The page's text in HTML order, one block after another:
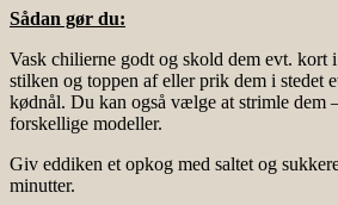
Sådan gør du:
Vask chilierne godt og skold dem evt. kort
stilken og toppen af eller prik dem i stedet
kødnål. Du kan også vælge at strimle dem
forskellige modeller.
Giv eddiken et opkog med saltet og
minutter.